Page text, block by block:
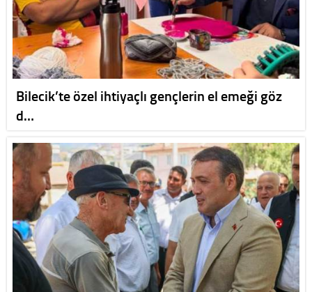
Bilecik’te özel ihtiyaçlı gençlerin el emeği göz
d…